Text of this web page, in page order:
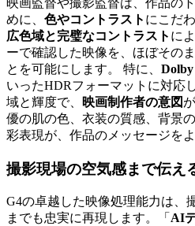
めに、 色やコントラスト にこだ
広色域と完璧なコントラスト に
ーで確認した映像を、ほぼその
とを可能にします。 特に、
いったHDRフォーマットに対応
域と輝度で、
映画制作者の意図
優の肌の色、衣装の質感、背景
彩表現が、作品のメッセージを
撮影現場の空気感まで伝え
G4の卓越した映像処理能力は、
までも忠実に再現します。「 AI